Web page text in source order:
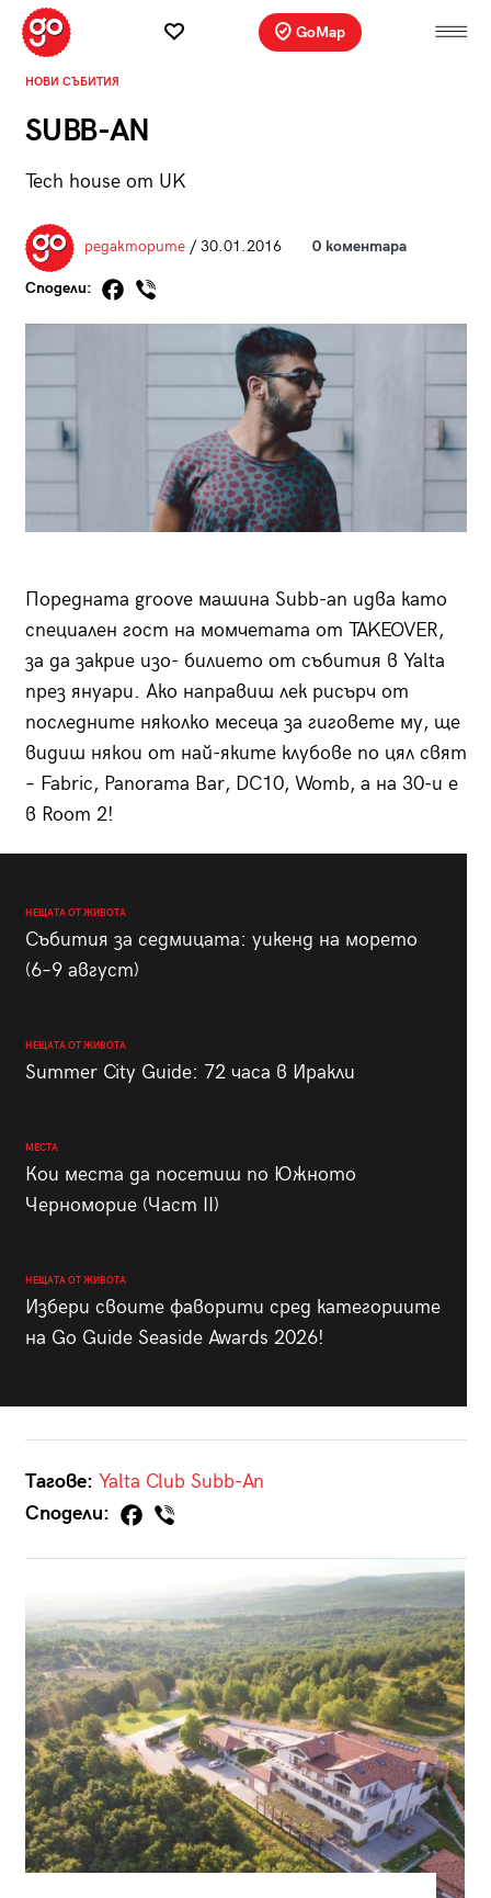
GoMap
НОВИ СЪБИТИЯ
SUBB-AN
Tech house от UK
редакторите/ 30.01.2016 0 коментара
Сподели:
Поредната groove машина Subb-an идва като
специален гост на момчетата от TAKEOVER,
за да закрие изо- билието от събития в Yalta
през януари. Ако направиш лек рисърч от
последните няколко месеца за гиговете му, ще
видиш някои от най-яките клубове по цял свят
– Fabric, Panorama Bar, DC10, Womb, а на 30-и е
в Room 2!
НЕЩАТА ОТ ЖИВОТА
Събития за седмицата: уикенд на морето
(6–9 август)
НЕЩАТА ОТ ЖИВОТА
Summer City Guide: 72 часа в Иракли
МЕСТА
Кои места да посетиш по Южното
Черноморие (Част II)
НЕЩАТА ОТ ЖИВОТА
Избери своите фаворити сред категориите
на Go Guide Seaside Awards 2026!
Тагове: Yalta Club Subb-An
Сподели: